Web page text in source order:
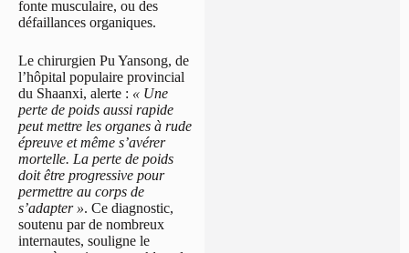
fonte musculaire, ou des
défaillances organiques.
Le chirurgien Pu Yansong, de
l’hôpital populaire provincial
du Shaanxi, alerte : « Une
perte de poids aussi rapide
peut mettre les organes à rude
épreuve et même s’avérer
mortelle. La perte de poids
doit être progressive pour
permettre au corps de
s’adapter ». Ce diagnostic,
soutenu par de nombreux
internautes, souligne le